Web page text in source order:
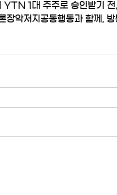
YTN 1대 주주로 승인받기
장악저지공동행동과 함께,